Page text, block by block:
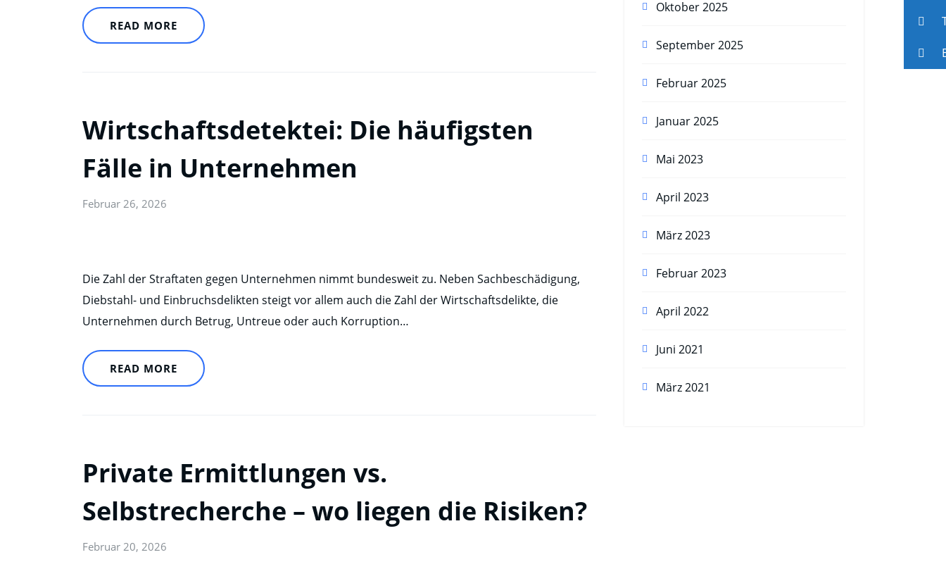
READ MORE
Wirtschaftsdetektei: Die häufigsten
Fälle in Unternehmen
Februar 26, 2026
Die Zahl der Straftaten gegen Unternehmen nimmt bundesweit zu. Neben Sachbeschädigung,
Diebstahl- und Einbruchsdelikten steigt vor allem auch die Zahl der Wirtschaftsdelikte, die
Unternehmen durch Betrug, Untreue oder auch Korruption…
READ MORE
Private Ermittlungen vs.
Selbstrecherche – wo liegen die Risiken?
Februar 20, 2026
Oktober 2025
September 2025
Februar 2025
Januar 2025
Mai 2023
April 2023
März 2023
Februar 2023
April 2022
Juni 2021
März 2021